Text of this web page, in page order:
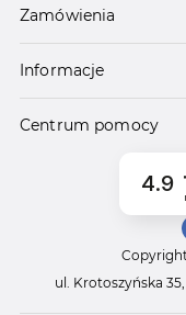
Zamówienia
Informacje
Centrum pomocy
4.9
ul. Krotoszyńska